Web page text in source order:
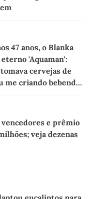
47 anos, o Blanka
'Aquaman':
cervejas de
me criando bebendo
e prêmio
veja dezenas